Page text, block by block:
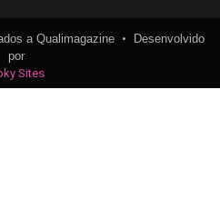
a Qualimagazine • Desenvolvido
por
Sites